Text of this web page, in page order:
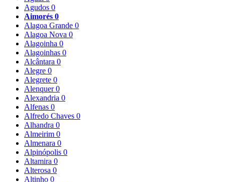
Agudos 0
Aimorés 0
Alagoa Grande 0
Alagoa Nova 0
Alagoinha 0
Alagoinhas 0
Alcântara 0
Alegre 0
Alegrete 0
Alenquer0
Alexandria 0
Alfenas 0
Alfredo Chaves 0
Alhandra 0
Almeirim 0
Almenara 0
Alpinópolis 0
Altamira 0
Alterosa 0
Altinho 0